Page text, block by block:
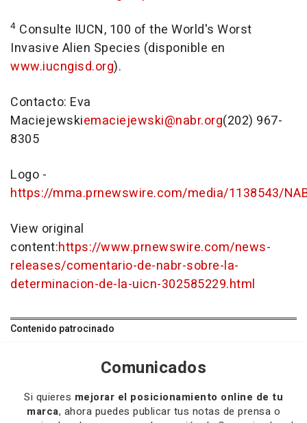
4 Consulte IUCN, 100 of the World's Worst
Invasive Alien Species (disponible en
www.iucngisd.org).
Contacto: Eva
Maciejewskiemaciejewski@nabr.org(202) 967-
8305
Logo -
https://mma.prnewswire.com/media/1138543/
View original
content:https://www.prnewswire.com/news-
releases/comentario-de-nabr-sobre-la-
determinacion-de-la-uicn-302585229.html
Contenido patrocinado
Comunicados
Si quieres mejorar el posicionamiento online de tu
marca, ahora puedes publicar tus notas de prensa o